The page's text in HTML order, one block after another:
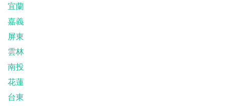
宜蘭
嘉義
屏東
雲林
南投
花蓮
台東